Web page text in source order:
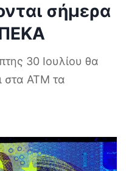
σήμερα
30 Ιουλίου θα
στα ΑΤΜ τα